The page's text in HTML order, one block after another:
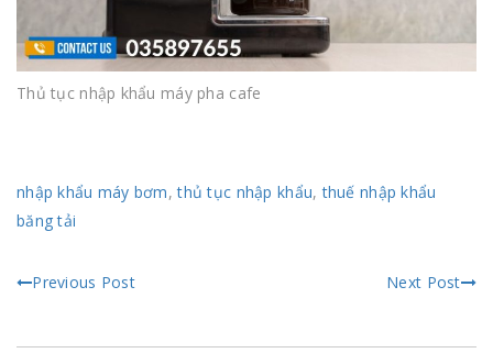
Thủ tục nhập khẩu máy pha cafe
nhập khẩu máy bơm,thủ tục nhập khẩu,thuế nhập khẩu
băng tải
Previous Post Next Post